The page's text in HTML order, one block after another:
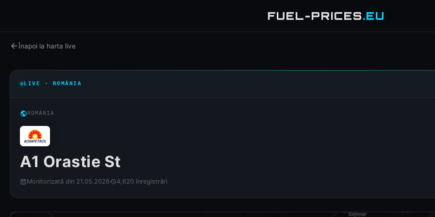
FUEL-PRICES.EU
arrow_backÎnapoi la harta live
LIVE · ROMÂNIA
publicROMÂNIA
A1 Orastie St
calendar_month Monitorizată din 21.05.2026history4,620 înregistrări